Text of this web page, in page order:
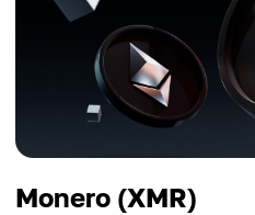
Monero (XMR)